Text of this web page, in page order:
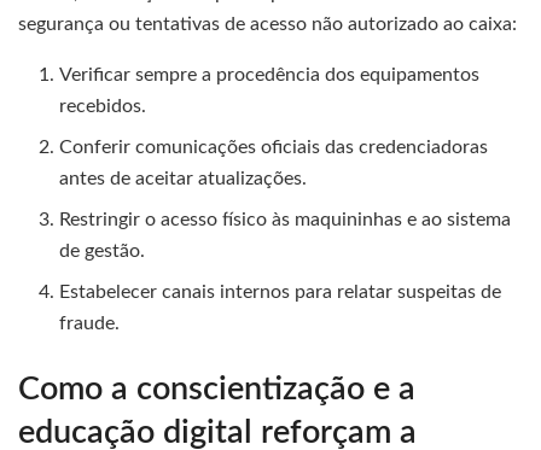
segurança ou tentativas de acesso não autorizado ao caixa:
Verificar sempre a procedência dos equipamentos
recebidos.
Conferir comunicações oficiais das credenciadoras
antes de aceitar atualizações.
Restringir o acesso físico às maquininhas e ao sistema
de gestão.
Estabelecer canais internos para relatar suspeitas de
fraude.
Como a conscientização e a
educação digital reforçam a